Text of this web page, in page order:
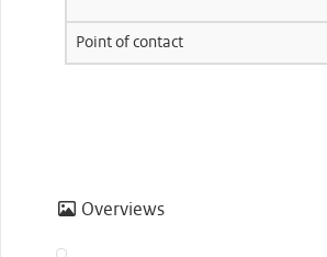
Point of contact
Overviews